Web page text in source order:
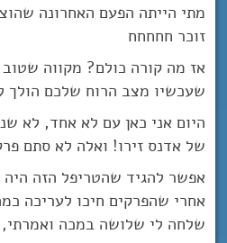
מתי הייתה הפעם האחרונה
זוכר חחחחח
אז מה קורה כולם? מקווה
שעכשיו מצב הרוח שלכם הולך
היום אני כאן עם לא אחד, לא
של אדנס זירו! ואלה לא סתם
אפשר להגיד שהטריפל הזה
אחרי שהפרקים חיכו לעריכה
שלחה לי שלושה במכה